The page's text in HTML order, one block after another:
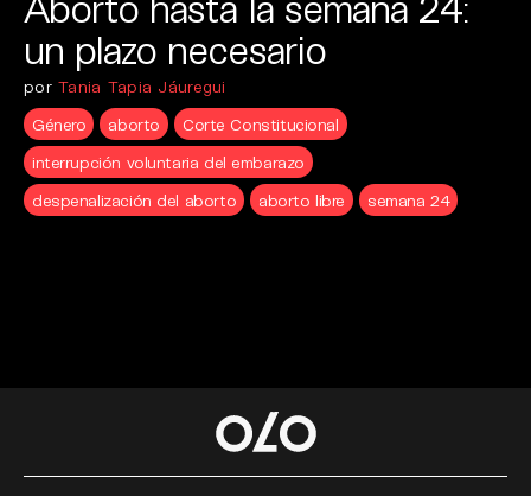
un plazo necesario
porTania Tapia Jáuregui
Género
aborto
Corte Constitucional
interrupción voluntaria del embarazo
despenalización del aborto
aborto libre semana 24